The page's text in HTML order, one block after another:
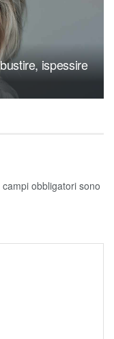
ispessire
campi obbligatori sono